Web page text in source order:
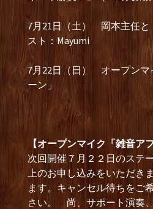
7月21日（土） 岡本主任
スト：Mayumi
7月22日（日） オープンマ
ーン」
【オープンマイク「雑音ア
次回開催７月２２日のステ
上のお申し込みをいただき
ます。キャンセル待ちをご
さい。 尚、サポート演奏